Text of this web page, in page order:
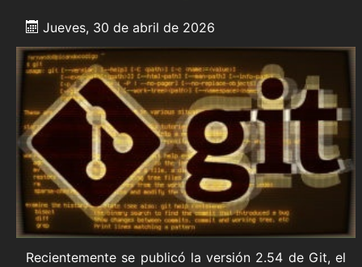
Jueves, 30 de abril de 2026
Recientemente se publicó la versión 2.54 de Git, el